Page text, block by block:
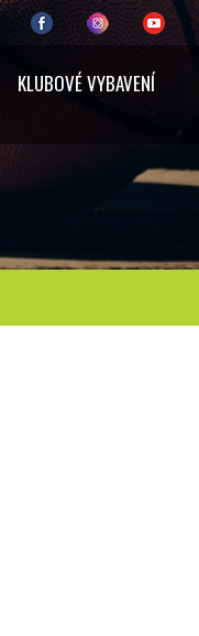
KLUBOVÉ VYBAVENÍ